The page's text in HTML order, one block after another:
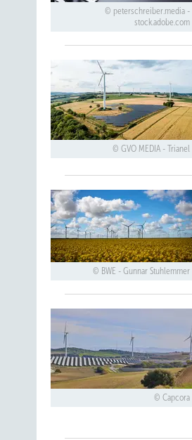
peterschreiber.media -
stock.adobe.com
GVO MEDIA - Trianel
BWE - Gunnar Stuhlemmer
Capcora